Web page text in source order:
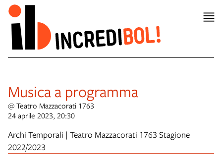
Musica a programma
@ Teatro Mazzacorati 1763
24 aprile 2023, 20:30
Archi Temporali | Teatro Mazzacorati 1763 Stagione
2022/2023